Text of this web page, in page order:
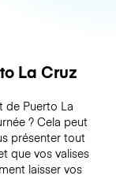
La Cruz
de Puerto La
? Cela peut
présenter tout
que vos valises
laisser vos